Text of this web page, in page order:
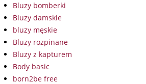
Bluzy bomberki
Bluzy damskie
bluzy męskie
Bluzy rozpinane
Bluzy z kapturem
Body basic
born2be free